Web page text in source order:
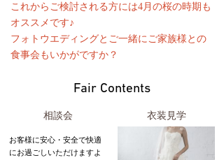
これからご検討される方には4月の桜の時期も
オススメです♪
フォトウエディングとご一緒にご家族様との
食事会もいかがですか？
Fair Contents
相談会
お客様に安心・安全で快適
にお過ごしいただけますよ
衣装見学